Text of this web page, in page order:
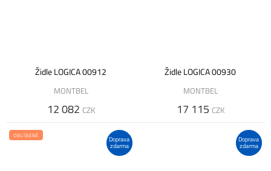
Židle LOGICA 00912
MONTBEL
12 082 CZK
Židle LOGICA 00930
MONTBEL
17 115 CZK
Doprava
zdarma
OBLÍBENÉ Doprava
zdarma